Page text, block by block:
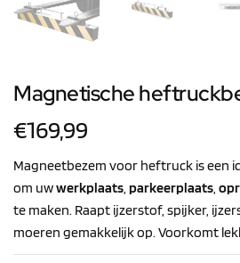
Magnetische
€169,99
Magneetbezem voor heftruck is een
om uwwerkplaats, parkeerplaats,
te maken. Raapt ijzerstof, spijker,
moeren gemakkelijk op. Voorkomt